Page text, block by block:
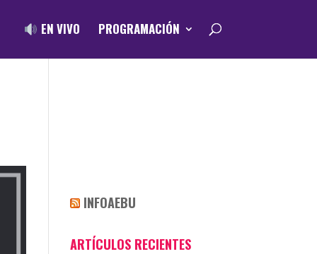
EN VIVO PROGRAMACIÓN
INFOAEBU
ARTÍCULOS RECIENTES